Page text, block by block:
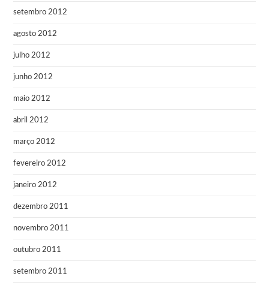
setembro 2012
agosto 2012
julho 2012
junho 2012
maio 2012
abril 2012
março 2012
fevereiro 2012
janeiro 2012
dezembro 2011
novembro 2011
outubro 2011
setembro 2011